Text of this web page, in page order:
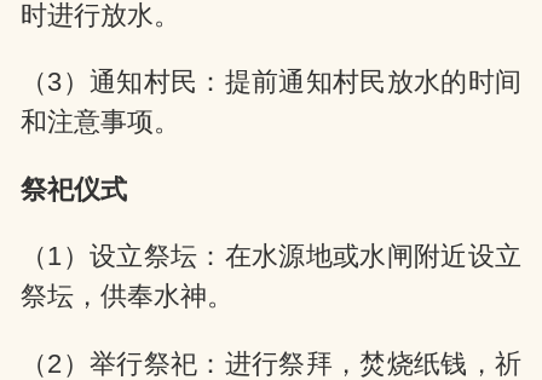
时进行放水。
（3）通知村民：提前通知村民放水的时间
和注意事项。
祭祀仪式
（1）设立祭坛：在水源地或水闸附近设立
祭坛，供奉水神。
（2）举行祭祀：进行祭拜，焚烧纸钱，祈